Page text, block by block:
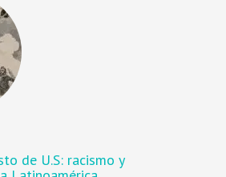
de U.S: racismo y